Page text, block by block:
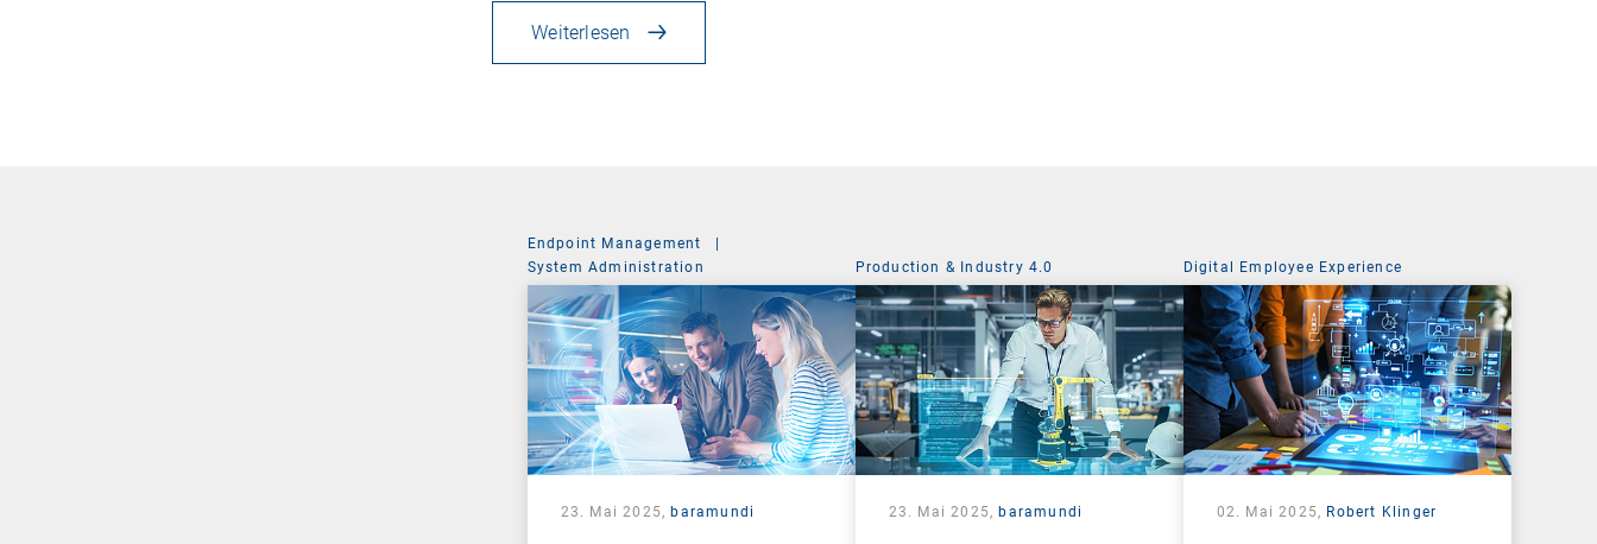
Weiterlesen
Endpoint Management
|
System Administration
23. Mai 2025,baramundi
Production & Industry 4.0
23. Mai 2025,baramundi
Digital Employee Experience
02. Mai 2025, Robert Klinger